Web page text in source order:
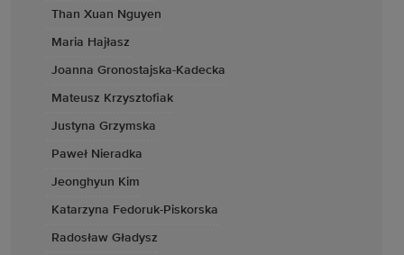
Than Xuan Nguyen
Maria Hajłasz
Joanna Gronostajska-Kadecka
Mateusz Krzysztofiak
Justyna Grzymska
Paweł Nieradka
Jeonghyun Kim
Katarzyna Fedoruk-Piskorska
Radosław Gładysz